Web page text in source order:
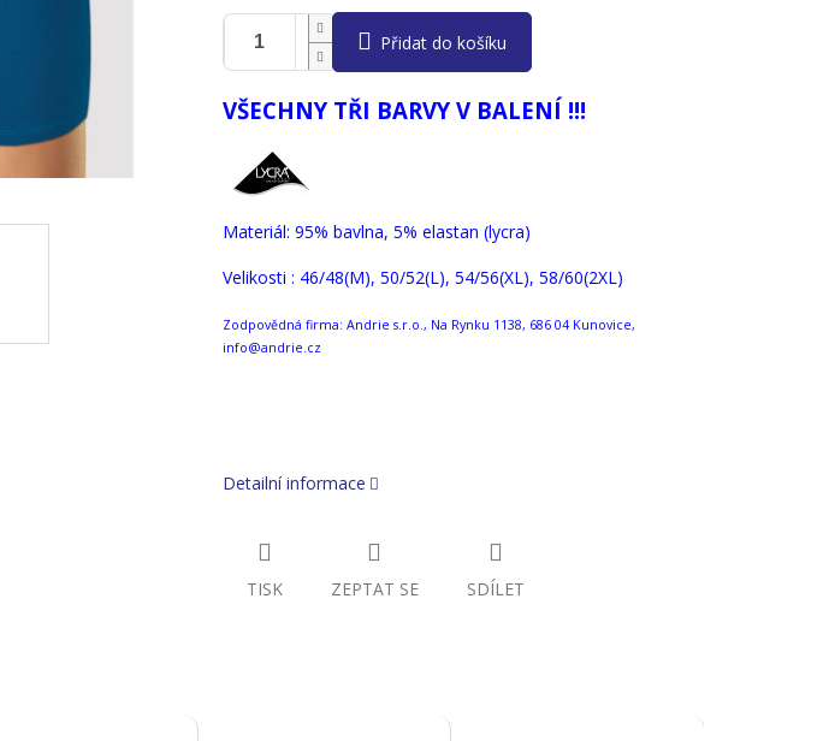
Přidat do košíku
VŠECHNY TŘI BARVY V BALENÍ !!!
Materiál: 95% bavlna, 5% elastan (lycra)
Velikosti : 46/48(M), 50/52(L), 54/56(XL), 58/60(2XL)
Zodpovědná firma: Andrie s.r.o., Na Rynku 1138, 686 04 Kunovice,
info@andrie.cz
Detailní informace
TISK ZEPTAT SE SDÍLET